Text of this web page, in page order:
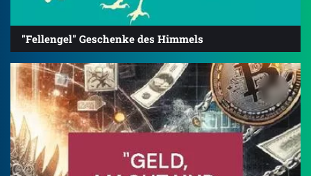
"Fellengel" Geschenke des Himmels